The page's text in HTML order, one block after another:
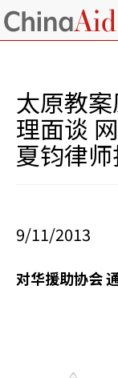
太原教
理面谈
夏钧律
9/11/2013
对华援助协会